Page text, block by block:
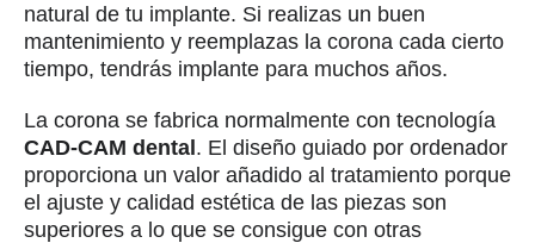
natural de tu implante. Si realizas un buen
mantenimiento y reemplazas la corona cada cierto
tiempo, tendrás implante para muchos años.
La corona se fabrica normalmente con tecnología
CAD-CAM dental. El diseño guiado por ordenador
proporciona un valor añadido al tratamiento porque
el ajuste y calidad estética de las piezas son
superiores a lo que se consigue con otras